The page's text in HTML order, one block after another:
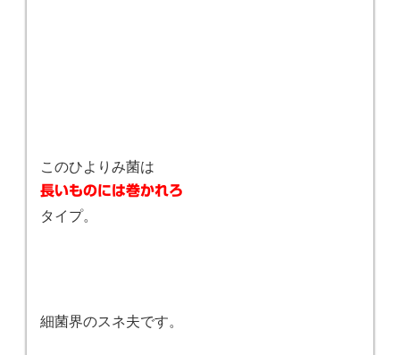
このひよりみ菌は
長いものには巻かれろ
タイプ。
細菌界のスネ夫です。